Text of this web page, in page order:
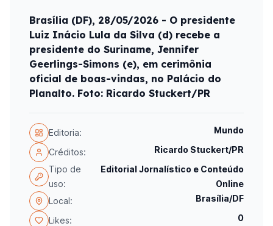
Brasília (DF), 28/05/2026 - O presidente
Luiz Inácio Lula da Silva (d) recebe a
presidente do Suriname, Jennifer
Geerlings-Simons (e), em cerimônia
oficial de boas-vindas, no Palácio do
Planalto. Foto: Ricardo Stuckert/PR
Editoria: Mundo
Créditos:
Ricardo Stuckert/PR
Tipo de
uso:
Editorial Jornalístico e Conteúdo
Online
Local:
Brasília/DF
Likes: 0